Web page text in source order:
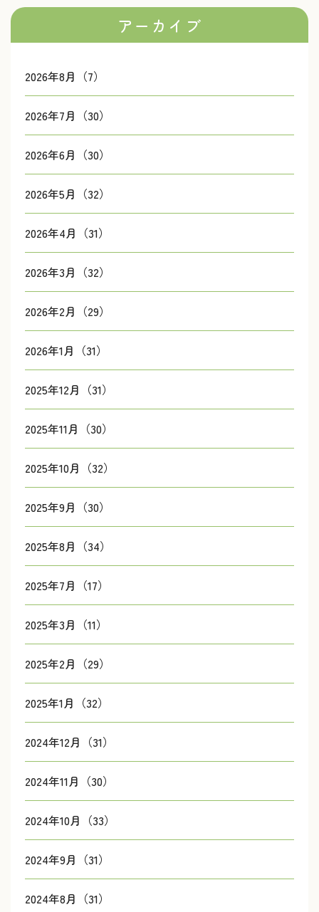
アーカイブ
2026年8月（7）
2026年7月（30）
2026年6月（30）
2026年5月（32）
2026年4月（31）
2026年3月（32）
2026年2月（29）
2026年1月（31）
2025年12月（31）
2025年11月（30）
2025年10月（32）
2025年9月（30）
2025年8月（34）
2025年7月（17）
2025年3月（11）
2025年2月（29）
2025年1月（32）
2024年12月（31）
2024年11月（30）
2024年10月（33）
2024年9月（31）
2024年8月（31）